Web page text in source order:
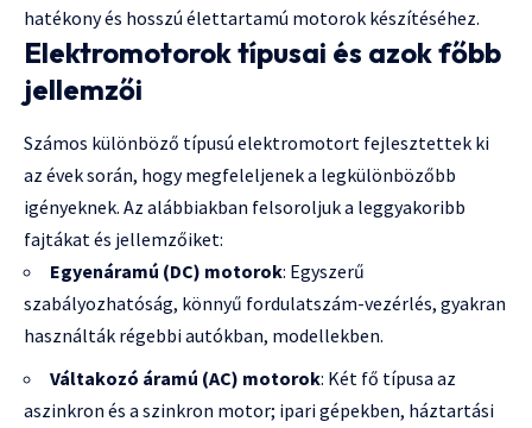
hatékony és hosszú élettartamú motorok készítéséhez.
Elektromotorok típusai és azok főbb
jellemzői
Számos különböző típusú elektromotort fejlesztettek ki
az évek során, hogy megfeleljenek a legkülönbözőbb
igényeknek. Az alábbiakban felsoroljuk a leggyakoribb
fajtákat és jellemzőiket:
Egyenáramú (DC) motorok: Egyszerű
szabályozhatóság, könnyű fordulatszám-vezérlés, gyakran
használták régebbi autókban, modellekben.
Váltakozó áramú (AC) motorok: Két fő típusa az
aszinkron és a szinkron motor; ipari gépekben, háztartási